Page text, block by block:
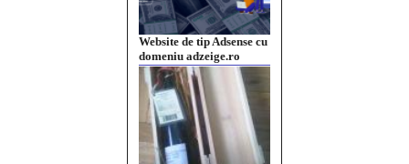
Website de tip Adsense cu
domeniu adzeige.ro